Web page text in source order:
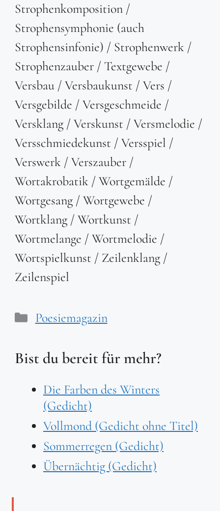
Strophenkomposition /
Strophensymphonie (auch
Strophensinfonie) / Strophenwerk /
Strophenzauber / Textgewebe /
Versbau / Versbaukunst / Vers /
Versgebilde / Versgeschmeide /
Versklang / Verskunst / Versmelodie /
Versschmiedekunst / Versspiel /
Verswerk / Verszauber /
Wortakrobatik / Wortgemälde /
Wortgesang / Wortgewebe /
Wortklang / Wortkunst /
Wortmelange / Wortmelodie /
Wortspielkunst / Zeilenklang /
Zeilenspiel
Kategorien
Poesiemagazin
Bist du bereit für mehr?
Die Farben des Winters
(Gedicht)
Vollmond (Gedicht ohne Titel)
Sommerregen (Gedicht)
Übernächtig (Gedicht)